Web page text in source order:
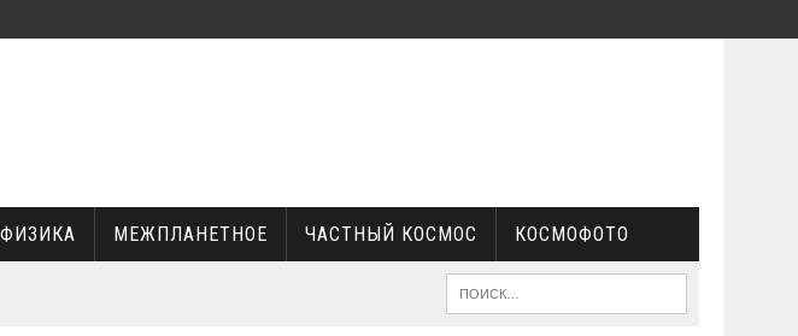
МЕЖПЛАНЕТНОЕ ЧАСТНЫЙ КОСМОС КОСМОФОТО